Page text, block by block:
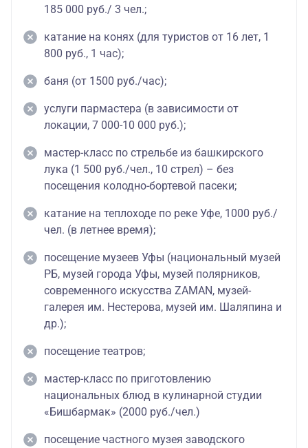
185 000 руб./ 3 чел.;
катание на конях (для туристов от 16 лет, 1
800 руб., 1 час);
баня (от 1500 руб./час);
услуги пармастера (в зависимости от
локации, 7 000-10 000 руб.);
мастер-класс по стрельбе из башкирского
лука (1 500 руб./чел., 10 стрел) – без
посещения колодно-бортевой пасеки;
катание на теплоходе по реке Уфе, 1000 руб./
чел. (в летнее время);
посещение музеев Уфы (национальный музей
РБ, музей города Уфы, музей полярников,
современного искусства ZAMAN, музей-
галерея им. Нестерова, музей им. Шаляпина и
др.);
посещение театров;
мастер-класс по приготовлению
национальных блюд в кулинарной студии
«Бишбармак» (2000 руб./чел.)
посещение частного музея заводского